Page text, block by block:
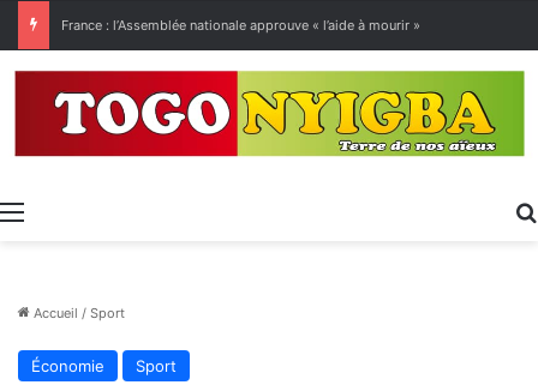
Menu
Accueil / Sport
Économie Sport